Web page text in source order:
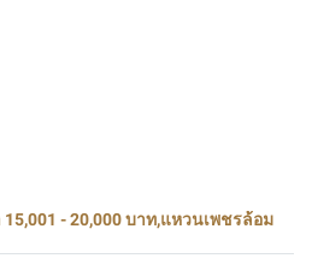
15,001 - 20,000 บาท,แหวนเพชรล้อม